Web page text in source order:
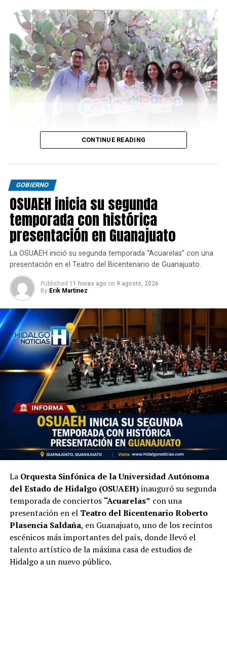
CONTINUE READING
GOBIERNO
OSUAEH inicia su segunda
temporada con histórica
presentación en Guanajuato
La OSUAEH inició su segunda temporada “Acuarelas” con una
presentación en el Teatro del Bicentenario de Guanajuato.
Published 11 horas ago on 9 agosto, 2026
By Erik Martinez
La Orquesta Sinfónica de la Universidad Autónoma
del Estado de Hidalgo (OSUAEH)inauguró su segunda
temporada de conciertos “Acuarelas” con una
presentación en el Teatro del Bicentenario Roberto
Plasencia Saldaña, en Guanajuato, uno de los recintos
escénicos más importantes del país, donde llevó el
talento artístico de la máxima casa de estudios de
Hidalgo a un nuevo público.